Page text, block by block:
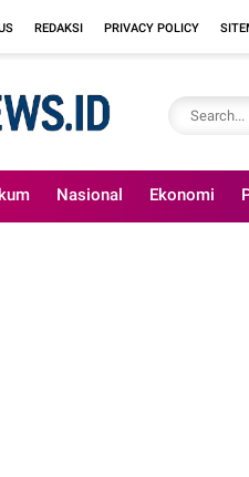
REDAKSI PRIVACY POLICY
Nasional Ekonomi